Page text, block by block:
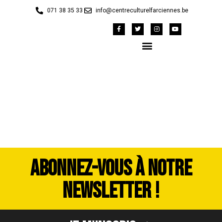
071 38 35 33 info@centreculturelfarciennes.be
ABONNEZ-VOUS À NOTRE
NEWSLETTER !